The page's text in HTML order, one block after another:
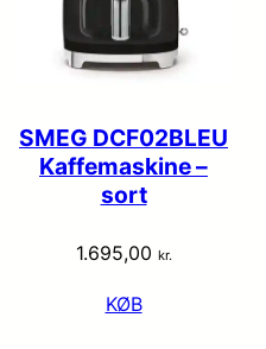
SMEG DCF02BLEU
Kaffemaskine –
sort
1.695,00 kr.
KØB